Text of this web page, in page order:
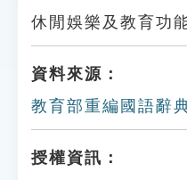
休閒娛樂及教育功能
資料來源：
教育部重編國語辭
授權資訊：